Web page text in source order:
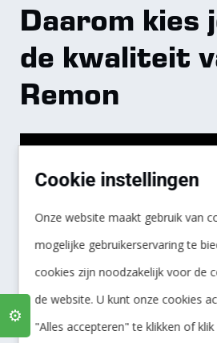
Daarom kies
de kwaliteit
Remon
Ook al kunnen onze
dag in dag uit duizenden liters
uitstekend Remon Water
Cookie instellingen
Onze website maakt gebruik van
mogelijke gebruikerservaring te
cookies zijn noodzakelijk voor de
de website. U kunt onze cookies
"Alles accepteren" te klikken of
⚙️